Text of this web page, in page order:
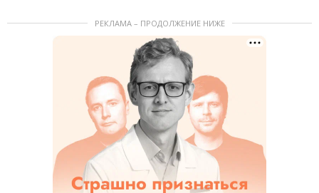
РЕКЛАМА – ПРОДОЛЖЕНИЕ НИЖЕ